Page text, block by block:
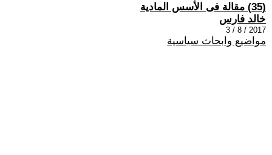
(35) مقالة فى الأسس المادية
خالد فارس
2017 / 8 / 3
مواضيع وابحاث سياسية